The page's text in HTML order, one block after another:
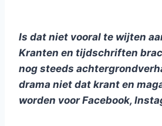
Is dat niet vooral te wijten
Kranten en tijdschriften
nog steeds
drama niet dat krant en
worden voor Facebook,